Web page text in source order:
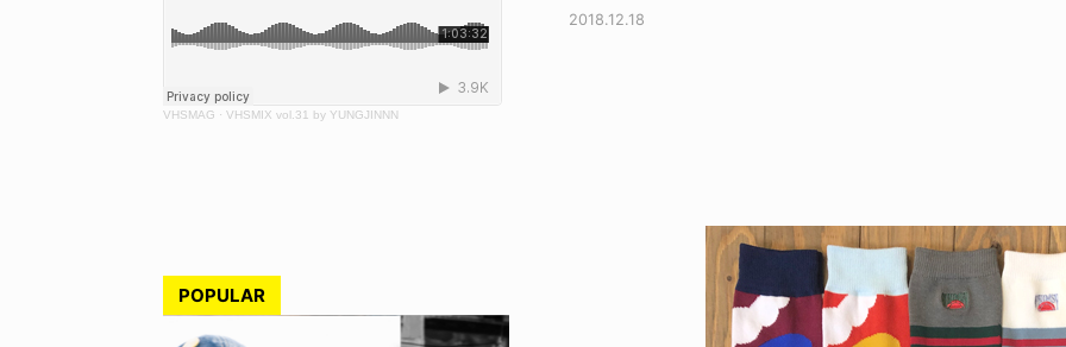
VHSMAG · VHSMIX vol.31 by YUNGJINNN
POPULAR
2018.12.18